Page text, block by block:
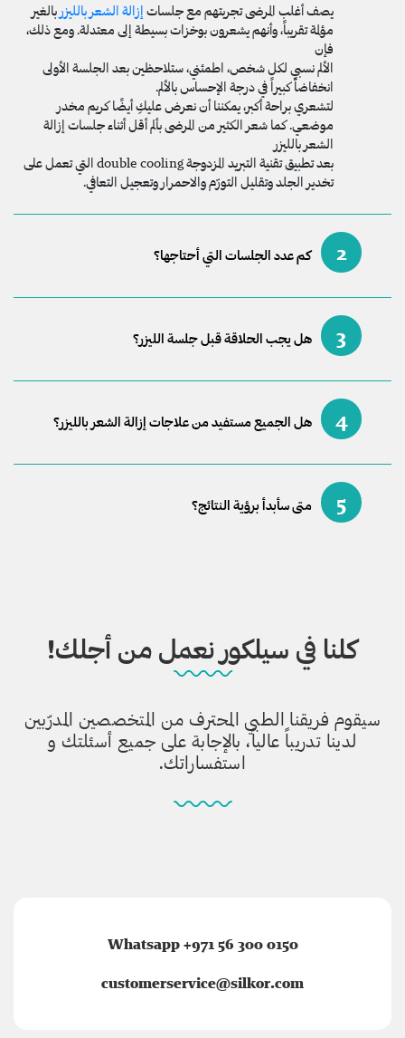
يصف أغلب المرضى تجربتهم مع جلساتإزالة الشعر بالليزر بالغير
مؤلمة تقريباً، وأنهم يشعرون بوخزات بسيطة إلى معتدلة. ومع ذلك،
فإن
الألم نسبي لكل شخص، اطمئني، ستلاحظين بعد الجلسة الأولى
انخفاضاً كبيراً في درجة الإحساس بالألم.
لتشعري براحة أكبر، يمكننا أن نعرض عليكِ أيضًا كريم مخدر
موضعي. كما شعر الكثير من المرضى بألم أقل أثناء جلسات إزالة
الشعر بالليزر
بعد تطبيق تقنية التبريد المزدوجة double cooling التي تعمل على
تخدير الجلد وتقليل التورّم والاحمرار وتعجيل التعافي.
2 كم عدد الجلسات التي أحتاجها؟
3 هل يجب الحلاقة قبل جلسة الليزر؟
4 هل الجميع مستفيد من علاجات إزالة الشعر بالليزر؟
5 متى سأبدأ برؤية النتائج؟
كلنا في سيلكور نعمل من أجلك!
سيقوم فريقنا الطبي المحترف من المتخصصين المدرّبين
لدينا تدريباً عالياً، بالإجابة على جميع أسئلتك و
استفساراتك.
Whatsapp +971 56 300 0150
customerservice@silkor.com